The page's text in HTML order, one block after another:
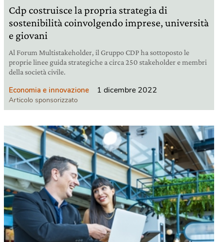
Cdp costruisce la propria strategia di
sostenibilità coinvolgendo imprese, università
e giovani
Al Forum Multistakeholder, il Gruppo CDP ha sottoposto le
proprie linee guida strategiche a circa 250 stakeholder e membri
della società civile.
Economia e innovazione 1 dicembre 2022
Articolo sponsorizzato